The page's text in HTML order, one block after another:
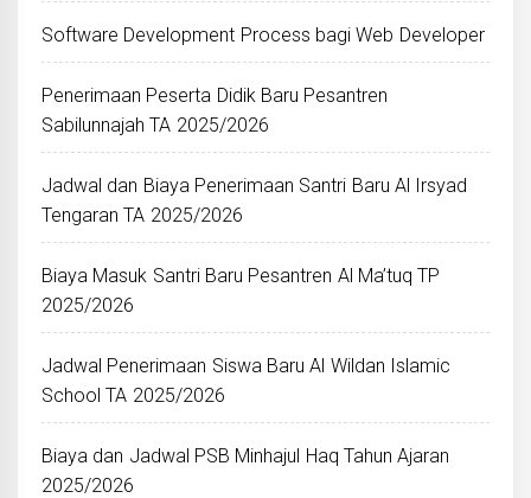
Software Development Process bagi Web Developer
Penerimaan Peserta Didik Baru Pesantren
Sabilunnajah TA 2025/2026
Jadwal dan Biaya Penerimaan Santri Baru Al Irsyad
Tengaran TA 2025/2026
Biaya Masuk Santri Baru Pesantren Al Ma’tuq TP
2025/2026
Jadwal Penerimaan Siswa Baru Al Wildan Islamic
School TA 2025/2026
Biaya dan Jadwal PSB Minhajul Haq Tahun Ajaran
2025/2026